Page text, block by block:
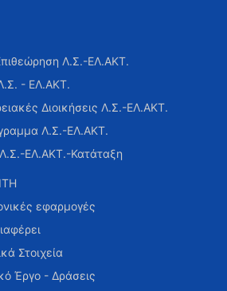
Λ.Σ.-ΕΛ.ΑΚΤ.
- ΕΛ.ΑΚΤ.
Διοικήσεις Λ.Σ.-ΕΛ.ΑΚΤ.
Λ.Σ.-ΕΛ.ΑΚΤ.
ΕΛ.ΑΚΤ.-Κατάταξη
εφαρμογές
Στοιχεία
Έργο - Δράσεις